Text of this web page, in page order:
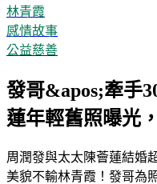
林青霞
感情故事
公益慈善
發哥&apos;牽手
蓮年輕舊照曝光
周潤發與太太陳薈蓮結婚
美貌不輸林青霞！發哥為